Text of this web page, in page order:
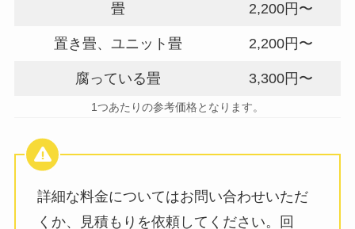
畳 2,200円〜
置き畳、ユニット畳 2,200円〜
腐っている畳 3,300円〜
1つあたりの参考価格となります。
詳細な料金についてはお問い合わせいただ
くか、見積もりを依頼してください。回